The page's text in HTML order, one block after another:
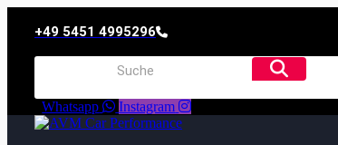
+49 5451 4995296
Whatsapp Instagram